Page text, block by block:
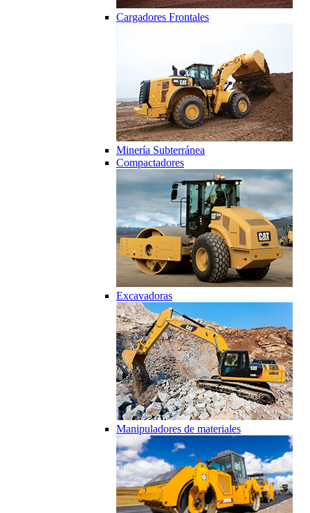
Cargadores Frontales
Minería Subterránea
Compactadores
Excavadoras
Manipuladores de materiales